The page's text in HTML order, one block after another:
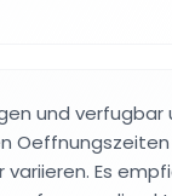
und verfugbar
Es